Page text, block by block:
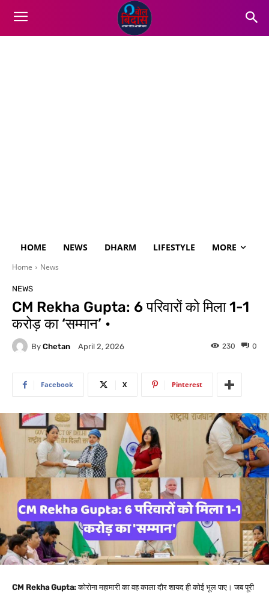
HOME NEWS DHARM LIFESTYLE MORE
Home News
NEWS
CM Rekha Gupta: 6 परिवारों को मिला 1-1
करोड़ का ‘सम्मान’ •
By Chetan April 2, 2026 0
230
Facebook X Pinterest
CM Rekha Gupta:कोरोना महामारी का वह काला दौर शायद ही कोई भूल पाए। जब पूरी